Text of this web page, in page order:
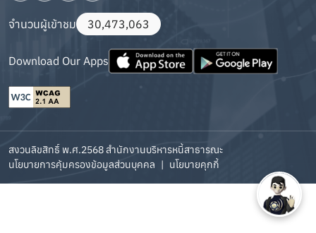
จำนวนผู้เข้าชม 30,473,063
Download Our Apps
สงวนลิขสิทธิ์ พ.ศ.2568 สำนักงานบริหารหนี้สาธารณะ
นโยบายการคุ้มครองข้อมูลส่วนบุคคล
| นโยบายคุกกี้